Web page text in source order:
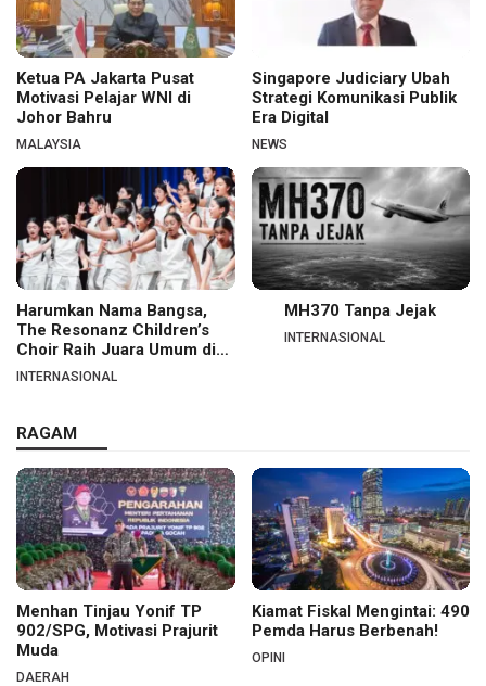
Ketua PA Jakarta Pusat
Motivasi Pelajar WNI di
Johor Bahru
MALAYSIA
Singapore Judiciary Ubah
Strategi Komunikasi Publik
Era Digital
NEWS
Harumkan Nama Bangsa,
The Resonanz Children’s
Choir Raih Juara Umum di
Hungaria
INTERNASIONAL
MH370 Tanpa Jejak
INTERNASIONAL
RAGAM
Menhan Tinjau Yonif TP
902/SPG, Motivasi Prajurit
Muda
DAERAH
Kiamat Fiskal Mengintai: 490
Pemda Harus Berbenah!
OPINI